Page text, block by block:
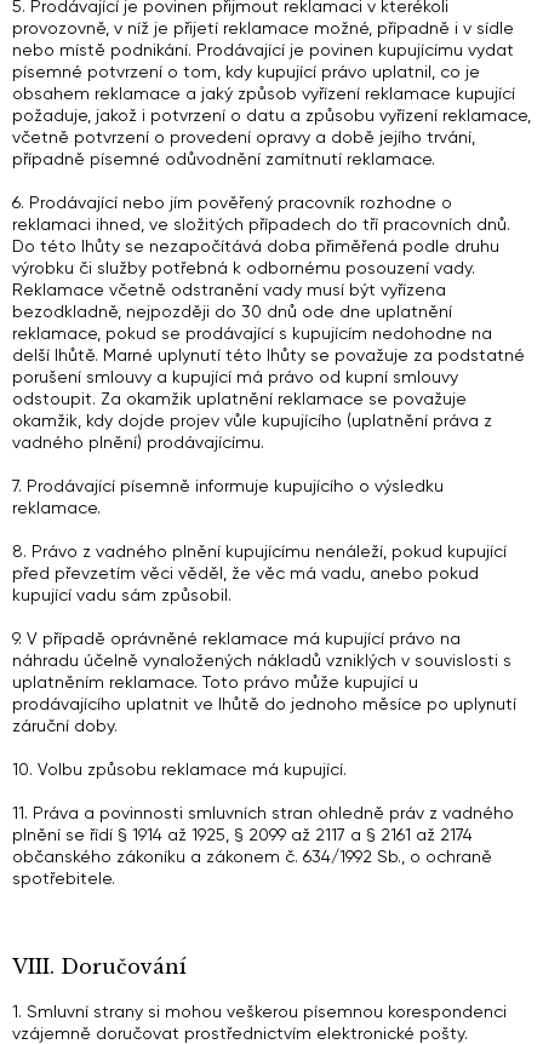
5. Prodávající je povinen přijmout reklamaci v kterékoli
provozovně, v níž je přijetí reklamace možné, případně i v sídle
nebo místě podnikání. Prodávající je povinen kupujícímu vydat
písemné potvrzení o tom, kdy kupující právo uplatnil, co je
obsahem reklamace a jaký způsob vyřízení reklamace kupující
požaduje, jakož i potvrzení o datu a způsobu vyřízení reklamace,
včetně potvrzení o provedení opravy a době jejího trvání,
případně písemné odůvodnění zamítnutí reklamace.
6. Prodávající nebo jím pověřený pracovník rozhodne o
reklamaci ihned, ve složitých případech do tří pracovních dnů.
Do této lhůty se nezapočítává doba přiměřená podle druhu
výrobku či služby potřebná k odbornému posouzení vady.
Reklamace včetně odstranění vady musí být vyřízena
bezodkladně, nejpozději do 30 dnů ode dne uplatnění
reklamace, pokud se prodávající s kupujícím nedohodne na
delší lhůtě. Marné uplynutí této lhůty se považuje za podstatné
porušení smlouvy a kupující má právo od kupní smlouvy
odstoupit. Za okamžik uplatnění reklamace se považuje
okamžik, kdy dojde projev vůle kupujícího (uplatnění práva z
vadného plnění) prodávajícímu.
7. Prodávající písemně informuje kupujícího o výsledku
reklamace.
8. Právo z vadného plnění kupujícímu nenáleží, pokud kupující
před převzetím věci věděl, že věc má vadu, anebo pokud
kupující vadu sám způsobil.
9. V případě oprávněné reklamace má kupující právo na
náhradu účelně vynaložených nákladů vzniklých v souvislosti s
uplatněním reklamace. Toto právo může kupující u
prodávajícího uplatnit ve lhůtě do jednoho měsíce po uplynutí
záruční doby.
10. Volbu způsobu reklamace má kupující.
11. Práva a povinnosti smluvních stran ohledně práv z vadného
plnění se řídí § 1914 až 1925, § 2099 až 2117 a § 2161 až 2174
občanského zákoníku a zákonem č. 634/1992 Sb., o ochraně
spotřebitele.
VIII. Doručování
1. Smluvní strany si mohou veškerou písemnou korespondenci
vzájemně doručovat prostřednictvím elektronické pošty.